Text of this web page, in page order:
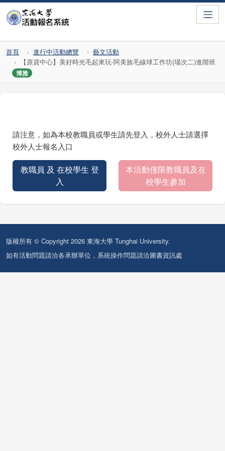
首頁 進行中活動總覽
藝文活動
【原資中心】美好時光毛起來玩-阿美族毛線球工作坊(場次二)進階班
博雅
請注意，如為本校教職員或學生請先登入，校外人士請選擇
校外人士報名入口
教職員 及 在校學生 登
入
本活動僅限教職員及在
校學生參加
版權所有 © Copyright 2026 東海大學 Tunghai University.
如有活動問題請洽各承辦單位，系統操作問題請洽圖書資訊處